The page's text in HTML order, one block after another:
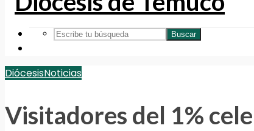
Buscar
DiócesisNoticias
Visitadores del 1%